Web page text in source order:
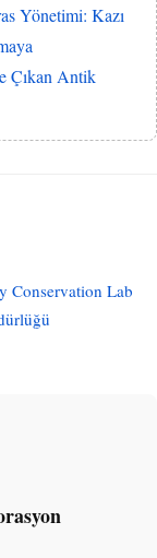
Yönetimi: Kazı
Çıkan Antik
Conservation Lab